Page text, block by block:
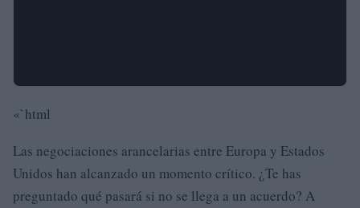
«`html
Las negociaciones arancelarias entre Europa y Estados
Unidos han alcanzado un momento crítico. ¿Te has
preguntado qué pasará si no se llega a un acuerdo? A